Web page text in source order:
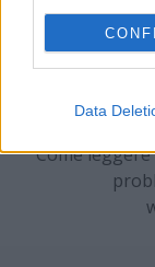
Data
Come